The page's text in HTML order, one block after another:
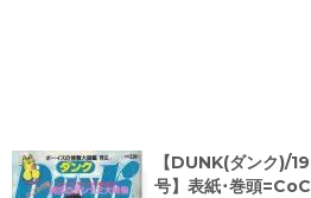
【DUNK(ダンク)/
号】表紙･巻頭